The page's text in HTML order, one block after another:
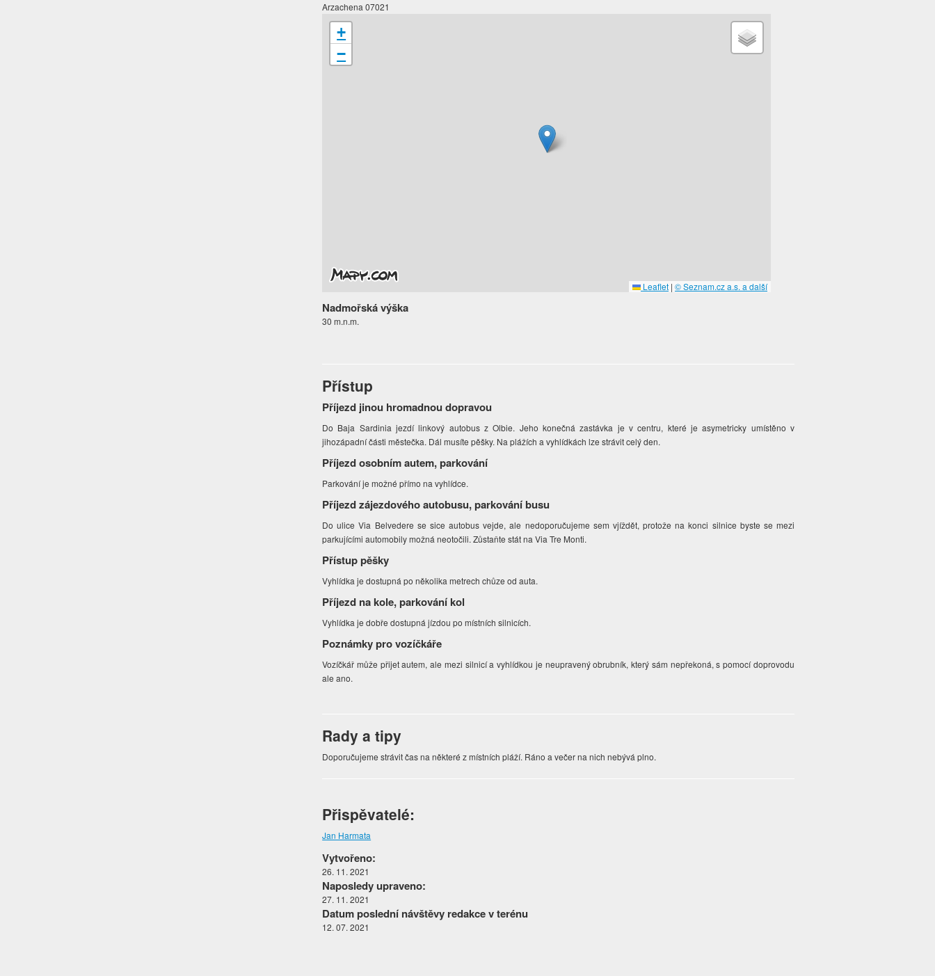
Arzachena 07021
+
−
Leaflet | © Seznam.cz a.s. a další
Nadmořská výška
30 m.n.m.
Přístup
Příjezd jinou hromadnou dopravou
Do Baja Sardinia jezdí linkový autobus z Olbie. Jeho konečná zastávka je v centru, které je asymetricky umístěno v
jihozápadní části městečka. Dál musíte pěšky. Na plážích a vyhlídkách lze strávit celý den.
Příjezd osobním autem, parkování
Parkování je možné přímo na vyhlídce.
Příjezd zájezdového autobusu, parkování busu
Do ulice Via Belvedere se sice autobus vejde, ale nedoporučujeme sem vjíždět, protože na konci silnice byste se mezi
parkujícími automobily možná neotočili. Zůstaňte stát na Via Tre Monti.
Přístup pěšky
Vyhlídka je dostupná po několika metrech chůze od auta.
Příjezd na kole, parkování kol
Vyhlídka je dobře dostupná jízdou po místních silnicích.
Poznámky pro vozíčkáře
Vozíčkář může přijet autem, ale mezi silnicí a vyhlídkou je neupravený obrubník, který sám nepřekoná, s pomocí doprovodu
ale ano.
Rady a tipy
Doporučujeme strávit čas na některé z místních pláží. Ráno a večer na nich nebývá plno.
Přispěvatelé:
Jan Harmata
Vytvořeno:
26. 11. 2021
Naposledy upraveno:
27. 11. 2021
Datum poslední návštěvy redakce v terénu
12. 07. 2021